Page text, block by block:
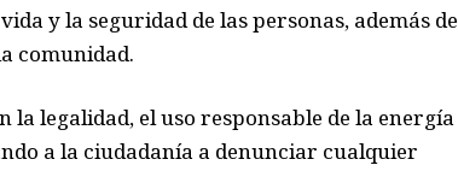
y la seguridad de las personas, además de
comunidad.
la legalidad, el uso responsable de la energía
a la ciudadanía a denunciar cualquier